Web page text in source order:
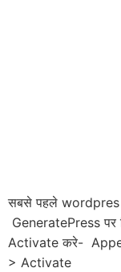
सबसे पहले wordpres
GeneratePress
Activate करे-
> Activate